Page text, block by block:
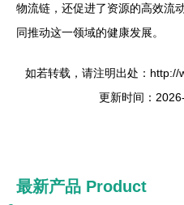
物流链，还促进了资源的高效流
同推动这一领域的健康发展。
如若转载，请注明出处：
更新时间：
最新产品 Product